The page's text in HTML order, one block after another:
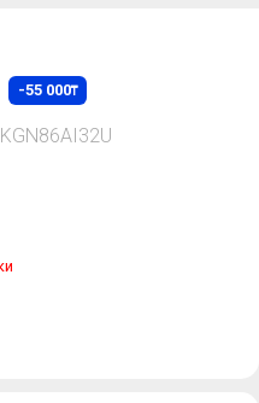
KGN86AI32U
-55 000₸